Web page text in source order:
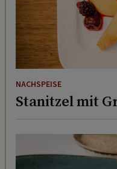
NACHSPEISE
Stanitzel mit